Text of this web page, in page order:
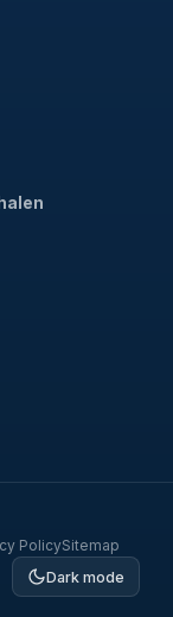
PolicySitemap
Dark mode